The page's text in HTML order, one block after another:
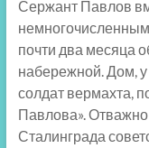
Сержант Павлов
почти два месяца
набережной. Дом, у
солдат вермахта,
Павлова».
Сталинграда